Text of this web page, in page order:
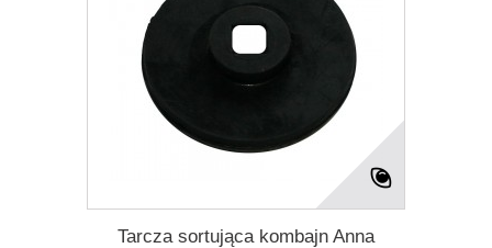
Tarcza sortująca kombajn Anna